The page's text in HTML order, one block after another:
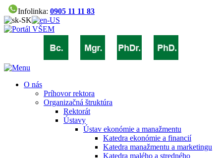
Infolinka: 0905 11 11 83
O nás
Príhovor rektora
Organizačná štruktúra
Rektorát
Ústavy
Ústav ekonómie a manažmentu
Katedra ekonómie a financií
Katedra manažmentu a marketingu
Katedra malého a stredného